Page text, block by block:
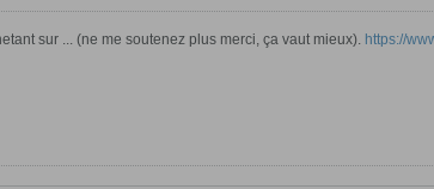
sur ... (ne me soutenez plus merci, ça vaut mieux). https://